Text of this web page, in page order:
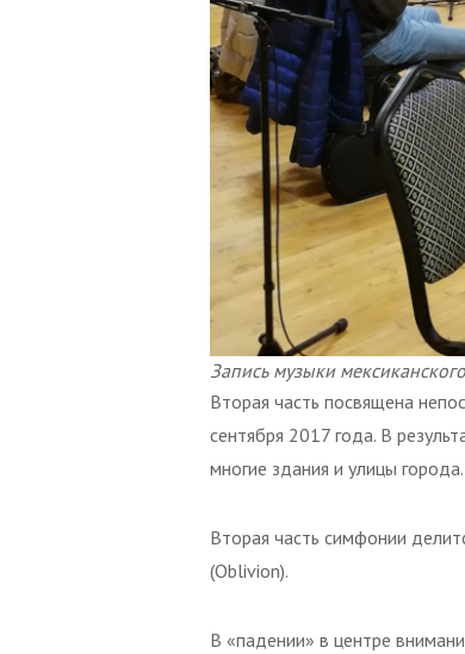
Запись музыки
Вторая часть посвящена
сентября 2017 года. В
многие здания и улицы города.
Вторая часть симфонии
(Oblivion).
В «падении» в центре